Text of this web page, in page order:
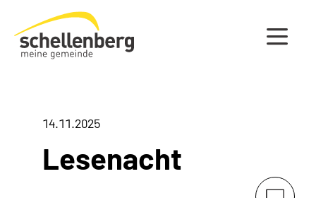
Gemeinde Schellenberg Startseite
14.11.2025
Lesenacht